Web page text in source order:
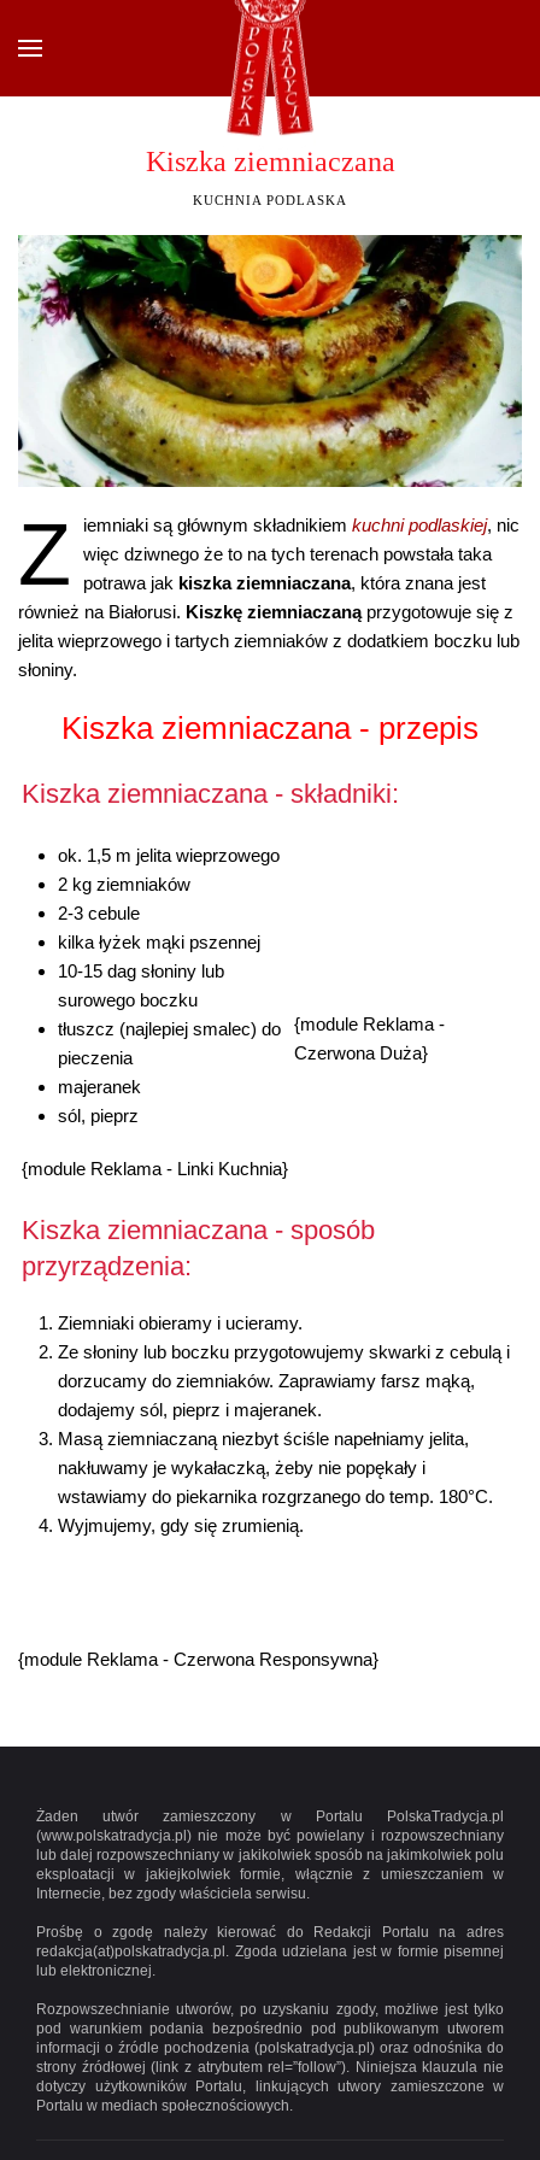
Przejdź do głównej treści
Kiszka ziemniaczana
KUCHNIA PODLASKA
Z iemniaki są głównym składnikiem kuchni podlaskiej, nic
więc dziwnego że to na tych terenach powstała taka
potrawa jak kiszka ziemniaczana, która znana jest
również na Białorusi. Kiszkę ziemniaczanąprzygotowuje się z
jelita wieprzowego i tartych ziemniaków z dodatkiem boczku lub
słoniny.
Kiszka ziemniaczana - przepis
Kiszka ziemniaczana - składniki:
ok. 1,5 m jelita wieprzowego
2 kg ziemniaków
2-3 cebule
kilka łyżek mąki pszennej
10-15 dag słoniny lub
surowego boczku
tłuszcz (najlepiej smalec) do
pieczenia
majeranek
sól, pieprz
{module Reklama - Linki Kuchnia}
{module Reklama -
Czerwona Duża}
Kiszka ziemniaczana - sposób
przyrządzenia:
Ziemniaki obieramy i ucieramy.
Ze słoniny lub boczku przygotowujemy skwarki z cebulą i
dorzucamy do ziemniaków. Zaprawiamy farsz mąką,
dodajemy sól, pieprz i majeranek.
Masą ziemniaczaną niezbyt ściśle napełniamy jelita,
nakłuwamy je wykałaczką, żeby nie popękały i
wstawiamy do piekarnika rozgrzanego do temp. 180°C.
Wyjmujemy, gdy się zrumienią.
{module Reklama - Czerwona Responsywna}
Żaden utwór zamieszczony w Portalu PolskaTradycja.pl
(www.polskatradycja.pl) nie może być powielany i rozpowszechniany
lub dalej rozpowszechniany w jakikolwiek sposób na jakimkolwiek polu
eksploatacji w jakiejkolwiek formie, włącznie z umieszczaniem w
Internecie, bez zgody właściciela serwisu.
Prośbę o zgodę należy kierować do Redakcji Portalu na adres
redakcja(at)polskatradycja.pl. Zgoda udzielana jest w formie pisemnej
lub elektronicznej.
Rozpowszechnianie utworów, po uzyskaniu zgody, możliwe jest tylko
pod warunkiem podania bezpośrednio pod publikowanym utworem
informacji o źródle pochodzenia (polskatradycja.pl) oraz odnośnika do
strony źródłowej (link z atrybutem rel=”follow”). Niniejsza klauzula nie
dotyczy użytkowników Portalu, linkujących utwory zamieszczone w
Portalu w mediach społecznościowych.